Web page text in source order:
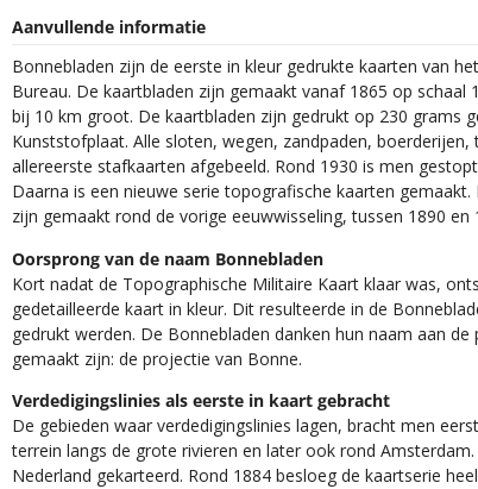
Aanvullende informatie
Bonnebladen zijn de eerste in kleur gedrukte kaarten van
Bureau. De kaartbladen zijn gemaakt vanaf 1865 op schaal
bij 10 km groot. De kaartbladen zijn gedrukt op 230 grams
Kunststofplaat. Alle sloten, wegen, zandpaden,
allereerste stafkaarten afgebeeld. Rond 1930 is men
Daarna is een nieuwe serie topografische kaarten
zijn gemaakt rond de vorige eeuwwisseling, tussen 1890 en
Oorsprong van de naam Bonnebladen
Kort nadat de Topographische Militaire Kaart klaar was,
gedetailleerde kaart in kleur. Dit resulteerde in de
gedrukt werden. De Bonnebladen danken hun naam aan
gemaakt zijn: de projectie van Bonne.
Verdedigingslinies als eerste in kaart gebracht
De gebieden waar verdedigingslinies lagen, bracht men
terrein langs de grote rivieren en later ook rond
Nederland gekarteerd. Rond 1884 besloeg de kaartserie